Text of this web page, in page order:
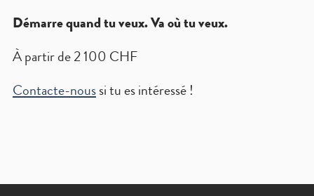
Démarre quand tu veux. Va où tu veux.
À partir de 2 100 CHF
Contacte-noussi tu es intéressé !